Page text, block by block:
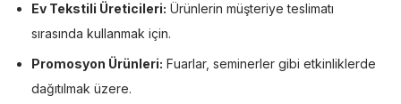
Ev Tekstili Üreticileri: Ürünlerin müşteriye teslimatı
sırasında kullanmak için.
Promosyon Ürünleri: Fuarlar, seminerler gibi etkinliklerde
dağıtılmak üzere.